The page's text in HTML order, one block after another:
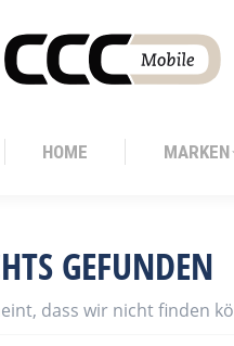
HOME MARKEN
GEFUNDEN
dass wir nicht finden
HOME MARKEN